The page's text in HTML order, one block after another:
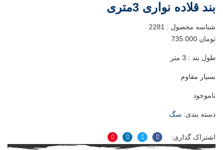
بند قلاده نواری 3متری
شناسه محصول : 2281
تومان
طول بند : 3 متر
بسیار مقاوم
ناموجود
دسته بندی: سگ
اشتراک گذاری:
فیسبوکتوییترلینکدینپینترست